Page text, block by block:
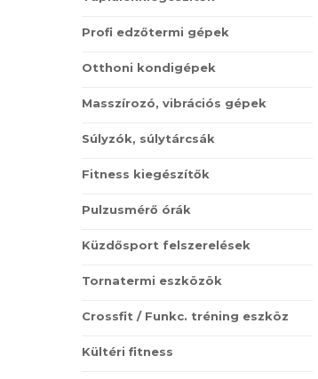
Profi edzőtermi gépek
Otthoni kondigépek
Masszírozó, vibrációs gépek
Súlyzók, súlytárcsák
Fitness kiegészítők
Pulzusmérő órák
Küzdősport felszerelések
Tornatermi eszközök
Crossfit / Funkc. tréning eszköz
Kültéri fitness